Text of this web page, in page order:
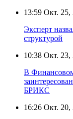
13:59 Окт. 25,
Эксперт
структурой
10:38 Окт. 23,
В Финансовом
БРИКС
16:26 Окт. 20,